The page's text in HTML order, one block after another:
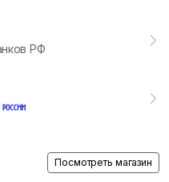
РФ
Посмотреть магазин